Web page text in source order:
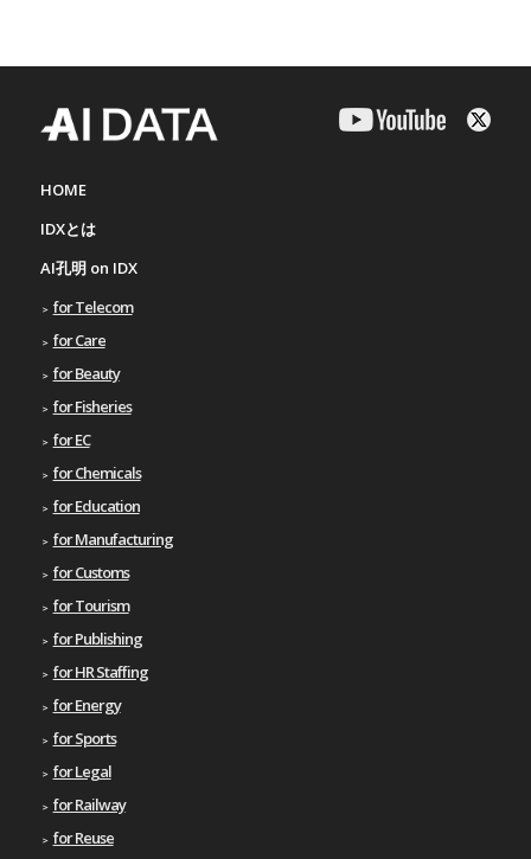
HOME
IDXとは
AI孔明 on IDX
for Telecom
for Care
for Beauty
for Fisheries
for EC
for Chemicals
for Education
for Manufacturing
for Customs
for Tourism
for Publishing
for HR Staffing
for Energy
for Sports
for Legal
for Railway
for Reuse